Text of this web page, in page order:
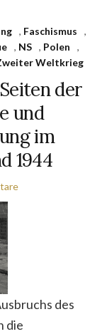
, Faschismus
,
, NS , Polen
,
Weltkrieg
der
und
im
1944
des
die